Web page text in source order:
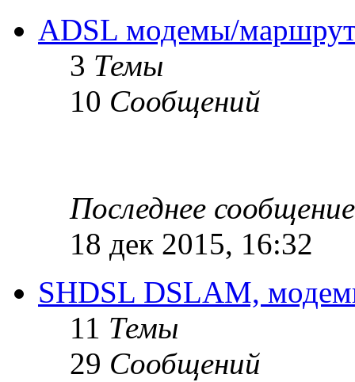
ADSL модемы/
3 Темы
10 Сообщений
Последнее сообщение
18 дек 2015, 16:32
SHDSL DSLAM,
11 Темы
29 Сообщений